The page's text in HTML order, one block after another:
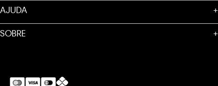
AJUDA +
SOBRE +